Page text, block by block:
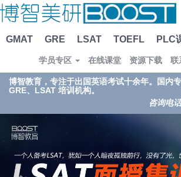
GMAT GRE LSAT TOEFL PLC
学员专区 在线课堂 资源下载 联
博智教育，专注于出国英语考试十余年。国内专
GRE、LSAT 培训机构。
咨询电